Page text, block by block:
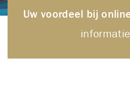
Uw voordeel bij
informatie